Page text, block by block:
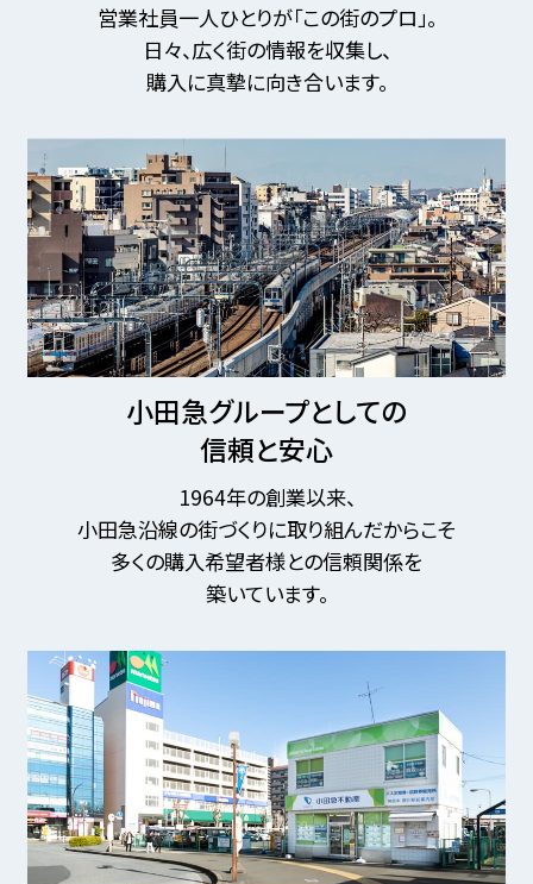
営業社員一人ひとりが「この街のプロ」。
日々、広く街の情報を収集し、
購入に真摯に向き合います。
小田急グループとしての
信頼と安心
1964年の創業以来、
小田急沿線の街づくりに取り組んだからこそ
多くの購入希望者様との信頼関係を
築いています。